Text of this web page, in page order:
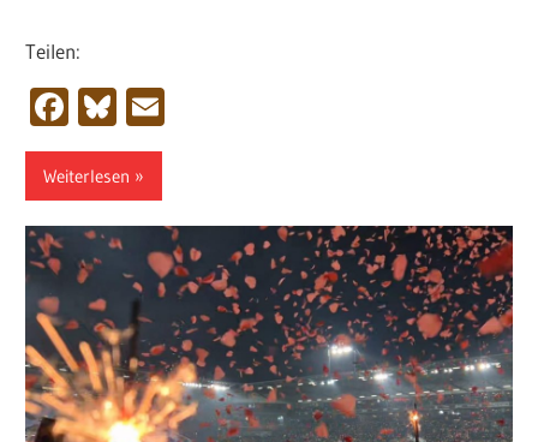
Teilen:
Facebook
Bluesky
Weiterlesen